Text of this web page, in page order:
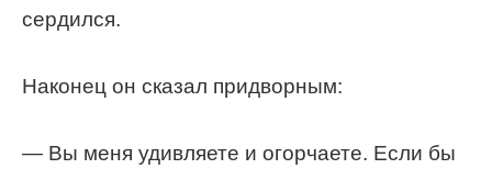
сердился.
Наконец он сказал придворным:
— Вы меня удивляете и огорчаете. Если бы